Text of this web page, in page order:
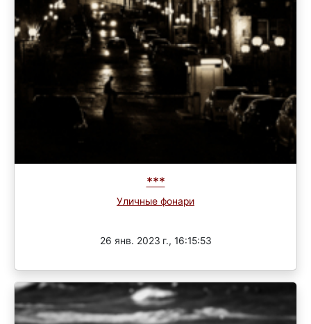
***
Уличные фонари
26 янв. 2023 г., 16:15:53